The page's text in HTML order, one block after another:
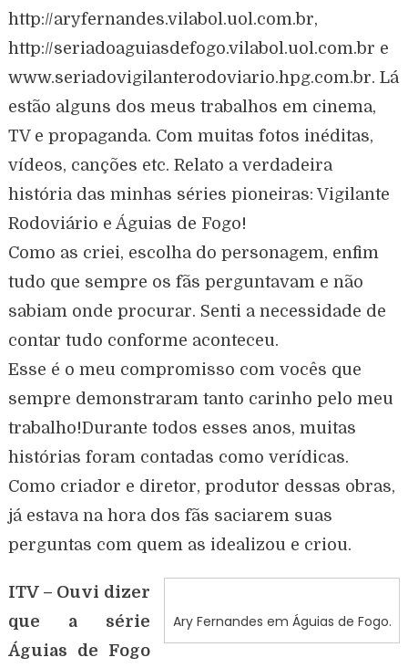
http://aryfernandes.vilabol.uol.com.br,
http://seriadoaguiasdefogo.vilabol.uol.com.br e
www.seriadovigilanterodoviario.hpg.com.br. Lá
estão alguns dos meus trabalhos em cinema,
TV e propaganda. Com muitas fotos inéditas,
vídeos, canções etc. Relato a verdadeira
história das minhas séries pioneiras: Vigilante
Rodoviário e Águias de Fogo!
Como as criei, escolha do personagem, enfim
tudo que sempre os fãs perguntavam e não
sabiam onde procurar. Senti a necessidade de
contar tudo conforme aconteceu.
Esse é o meu compromisso com vocês que
sempre demonstraram tanto carinho pelo meu
trabalho!Durante todos esses anos, muitas
histórias foram contadas como verídicas.
Como criador e diretor, produtor dessas obras,
já estava na hora dos fãs saciarem suas
perguntas com quem as idealizou e criou.
Ary Fernandes em Águias de Fogo.
ITV – Ouvi dizer
que a série
Águias de Fogo